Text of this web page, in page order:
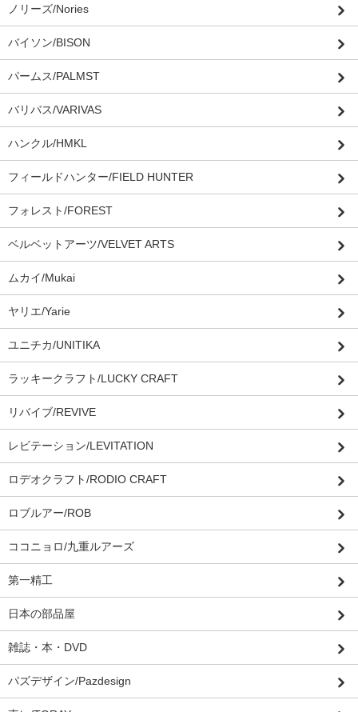
ノリーズ/Nories
バイソン/BISON
パームス/PALMST
バリバス/VARIVAS
ハンクル/HMKL
フィールドハンター/FIELD HUNTER
フォレスト/FOREST
ベルベットアーツ/VELVET ARTS
ムカイ/Mukai
ヤリエ/Yarie
ユニチカ/UNITIKA
ラッキークラフト/LUCKY CRAFT
リバイブ/REVIVE
レビテーション/LEVITATION
ロデオクラフト/RODIO CRAFT
ロブルアー/ROB
ココニョロ/九重ルアーズ
第一精工
日本の部品屋
雑誌・本・DVD
パズデザイン/Pazdesign